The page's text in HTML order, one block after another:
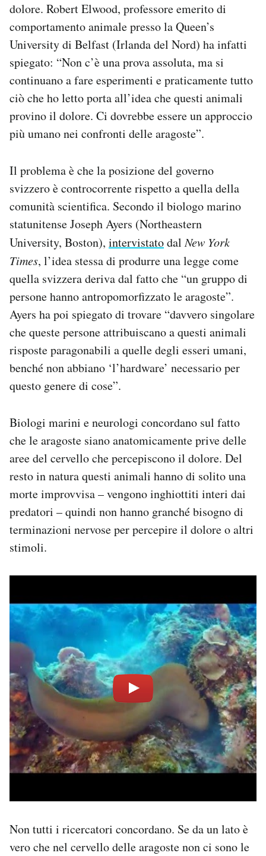
dolore. Robert Elwood, professore emerito di
comportamento animale presso la Queen’s
University di Belfast (Irlanda del Nord) ha infatti
spiegato: “Non c’è una prova assoluta, ma si
continuano a fare esperimenti e praticamente tutto
ciò che ho letto porta all’idea che questi animali
provino il dolore. Ci dovrebbe essere un approccio
più umano nei confronti delle aragoste”.
Il problema è che la posizione del governo
svizzero è controcorrente rispetto a quella della
comunità scientifica. Secondo il biologo marino
statunitense Joseph Ayers (Northeastern
University, Boston), intervistatodalNew York
Times, l’idea stessa di produrre una legge come
quella svizzera deriva dal fatto che “un gruppo di
persone hanno antropomorfizzato le aragoste”.
Ayers ha poi spiegato di trovare “davvero singolare
che queste persone attribuiscano a questi animali
risposte paragonabili a quelle degli esseri umani,
benché non abbiano ‘l’hardware’ necessario per
questo genere di cose”.
Biologi marini e neurologi concordano sul fatto
che le aragoste siano anatomicamente prive delle
aree del cervello che percepiscono il dolore. Del
resto in natura questi animali hanno di solito una
morte improvvisa – vengono inghiottiti interi dai
predatori – quindi non hanno granché bisogno di
terminazioni nervose per percepire il dolore o altri
stimoli.
Non tutti i ricercatori concordano. Se da un lato è
vero che nel cervello delle aragoste non ci sono le